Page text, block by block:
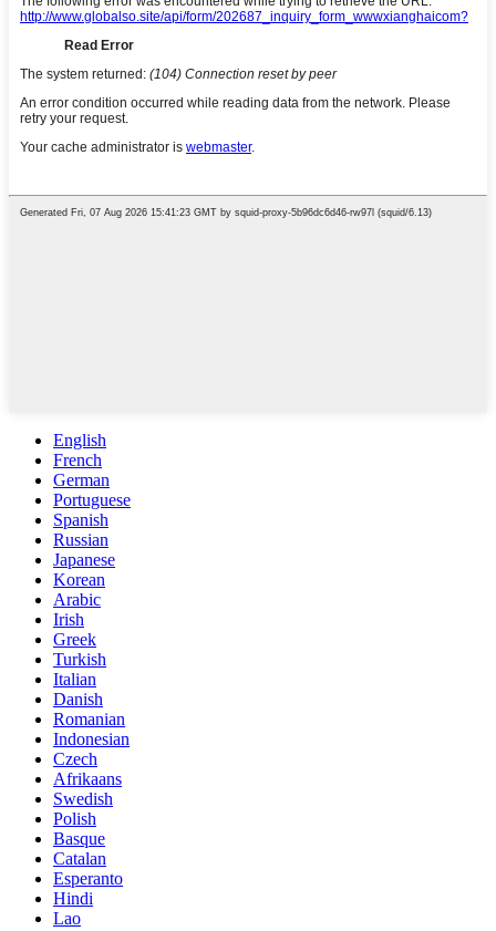
English
French
German
Portuguese
Spanish
Russian
Japanese
Korean
Arabic
Irish
Greek
Turkish
Italian
Danish
Romanian
Indonesian
Czech
Afrikaans
Swedish
Polish
Basque
Catalan
Esperanto
Hindi
Lao